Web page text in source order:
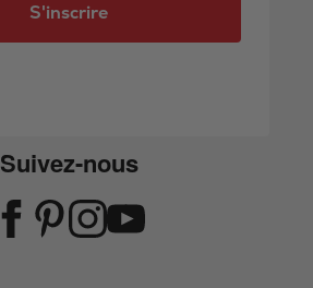
S'inscrire
Suivez-nous